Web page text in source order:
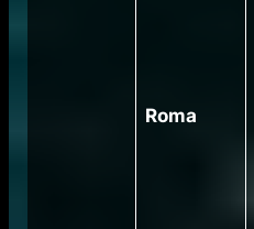
Roma